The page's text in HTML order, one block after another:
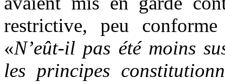
restrictive, peu
«N’eût-il pas été moins
les principes